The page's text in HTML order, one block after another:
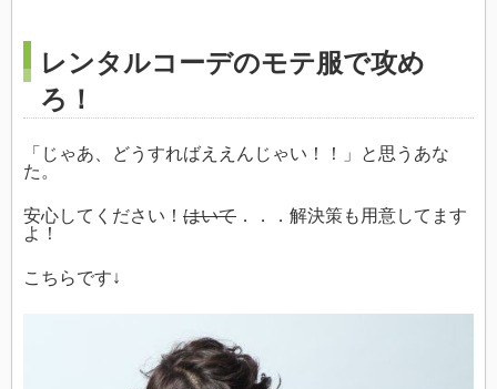
レンタルコーデのモテ服で攻め
ろ！
「じゃあ、どうすればええんじゃい！！」と思うあな
た。
安心してください！ はいて ．．．解決策も用意してます
よ！
こちらです↓